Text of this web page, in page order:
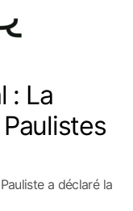
: La
a déclaré la